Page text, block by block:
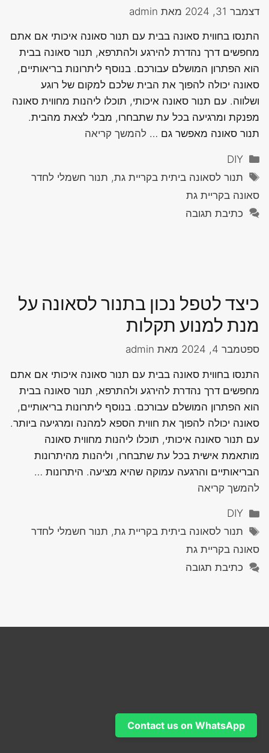
דצמבר 31, 2024 מאת admin
התנסו בחווית סאונה בבית עם תנור סאונה איכותי אם אתם
מחפשים דרך נהדרת להירגע ולהתרפא, תנור סאונה בבית
הוא הפתרון המושלם עבורכם. בנוסף ליתרונות בריאותיים,
סאונה יכולה להפוך את הבית שלכם למקום של רוגע
ושלווה. עם תנור סאונה איכותי, תוכלו ליהנות מחווית סאונה
מפנקת ומרגיעה בכל עת שתבחרו, מבלי לצאת מהבית.
תנור סאונה מאפשר גם … להמשך קריאה
קטגוריות
DIY
תגיות
תנור לסאונה ביתית בקריית גת, תנור חשמלי לחדר
סאונה בקריית גת
כתיבת תגובה
כיצד לטפל נכון בתנור לסאונה על
מנת למנוע תקלות
ספטמבר 4, 2024 מאת admin
התנסו בחווית סאונה בבית עם תנור סאונה איכותי אם אתם
מחפשים דרך נהדרת להירגע ולהתרפא, תנור סאונה בבית
הוא הפתרון המושלם עבורכם. בנוסף ליתרונות בריאותיים,
סאונה יכולה להפוך את חווית הספא למהנה ומרגיעה ביותר.
עם תנור סאונה איכותי, תוכלו ליהנות מחווית סאונה
מותאמת אישית בכל עת שתבחרו, וליהנות מהיתרונות
הבריאותיים והרגעה עמוקה שהיא מציעה. היתרונות …
להמשך קריאה
קטגוריות
DIY
תגיות
תנור לסאונה ביתית בקריית גת, תנור חשמלי לחדר
סאונה בקריית גת
כתיבת תגובה
Contact us on WhatsApp